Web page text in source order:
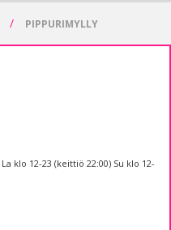
/ PIPPURIMYLLY
klo 12-23 (keittiö 22:00) Su klo 12-